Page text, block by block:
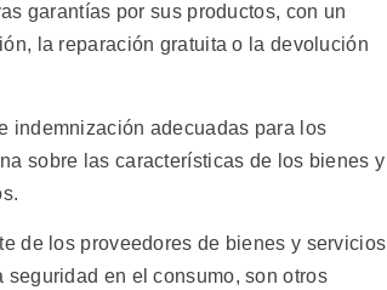
garantías por sus productos, con un
la reparación gratuita o la devolución
indemnización adecuadas para los
sobre las características de los bienes y
de los proveedores de bienes y
en el consumo, son otros